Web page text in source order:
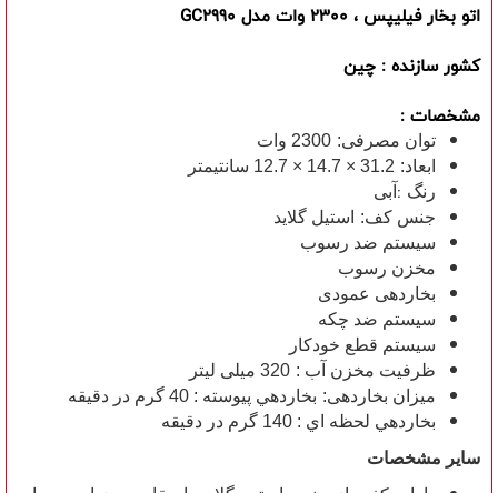
اتو بخار فیلیپس ، 2300 وات مدل GC2990
کشور سازنده : چین
مشخصات :
توان مصرفی: 2300 وات
ابعاد: 31.2 × 14.7 × 12.7 سانتیمتر
رنگ : آبی
جنس کف:
استیل گلاید
سیستم ضد رسوب
مخزن رسوب
بخاردهی عمودی
سیستم ضد چکه
سیستم قطع خودکار
ظرفیت مخزن آب : 320 میلی لیتر
میزان بخاردهی: بخاردهي پيوسته : 40 گرم در دقيقه
بخاردهي لحظه اي : 140 گرم در دقيقه
سایر مشخصات